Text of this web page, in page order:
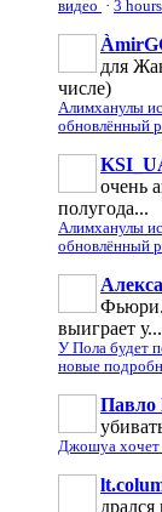
видео · 3
для
числе)
Алимханулы
обновлённый
очень
полугода...
Алимханулы
обновлённый
Фьюри.
выиграет у...
У Пола будет
новые
Павло
Джошуа хочет